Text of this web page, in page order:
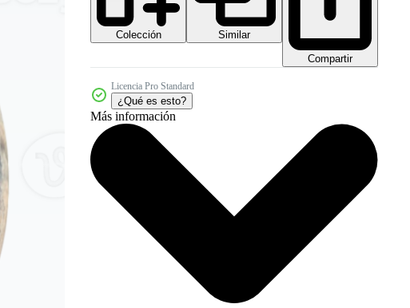
Colección
Similar
Compartir
Licencia Pro Standard
¿Qué es esto?
Más información